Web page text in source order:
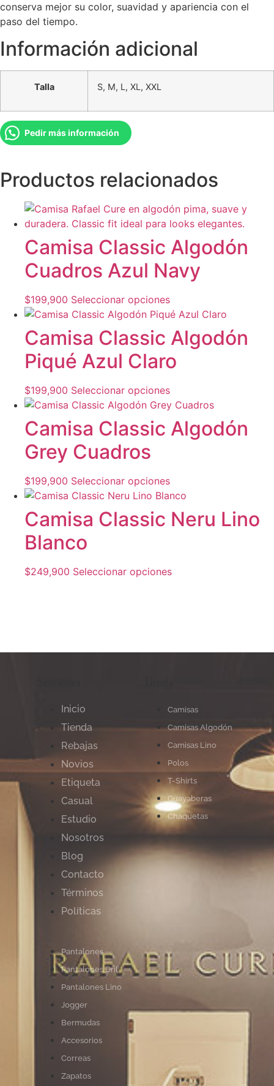
conserva mejor su color, suavidad y apariencia con el
paso del tiempo.
Información adicional
Talla S, M, L, XL, XXL
Pedir más información
Productos relacionados
Camisa Classic Algodón
Cuadros Azul Navy
$199,900 Seleccionar opciones
Camisa Classic Algodón
Piqué Azul Claro
$199,900 Seleccionar opciones
Camisa Classic Algodón
Grey Cuadros
$199,900 Seleccionar opciones
Camisa Classic Neru Lino
Blanco
$249,900 Seleccionar opciones
Inicio
Tienda
Rebajas
Novios
Etiqueta
Casual
Estudio
Nosotros
Blog
Contacto
Términos
Políticas
Camisas
Camisas Algodón
Camisas Lino
Polos
T-Shirts
Guayaberas
Chaquetas
Pantalones
Pantalones Dril
Pantalones Lino
Jogger
Bermudas
Accesorios
Correas
Zapatos